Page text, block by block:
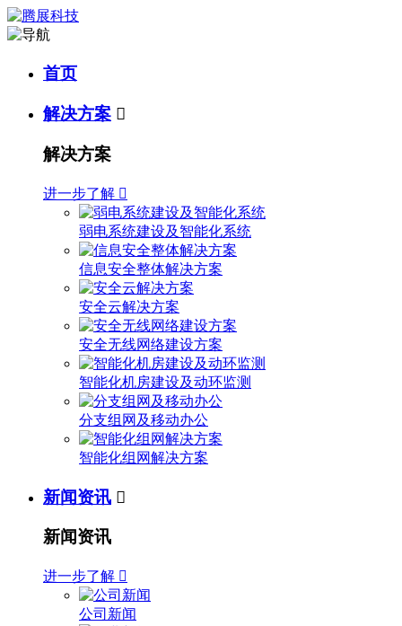
首页
解决方案 
解决方案
进一步了解 
弱电系统建设及智能化系统
信息安全整体解决方案
安全云解决方案
安全无线网络建设方案
智能化机房建设及动环监测
分支组网及移动办公
智能化组网解决方案
新闻资讯 
新闻资讯
进一步了解 
公司新闻